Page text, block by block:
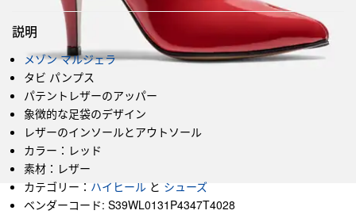
説明
メゾン マルジェラ
タビ パンプス
パテントレザーのアッパー
象徴的な足袋のデザイン
レザーのインソールとアウトソール
カラー：レッド
素材：レザー
カテゴリー： ハイヒール と シューズ
ベンダーコード: S39WL0131P4347T4028